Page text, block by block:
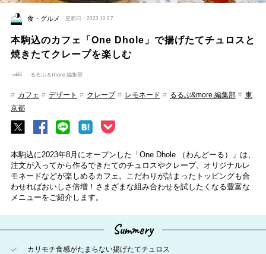
食・グルメ 更新日：2023.10.07
本駒込のカフェ「One Dhole」で揚げたてチュロスと
焼きたてクレープを楽しむ
るるぶ＆more.編集部
カフェ デザート クレープ レモネード るるぶ&more.編集部
東
京都
本駒込に2023年8月にオープンした「One Dhole （わんどーる）」は、
注文が入ってから作るできたてのチュロスやクレープ、オリジナルレ
モネードなどが楽しめるカフェ。こだわりが詰まったトッピングも合
わせればおいしさ倍増！さまざまな組み合わせを試したくなる豊富な
メニューをご紹介します。
Summery
カリモチ食感がたまらない揚げたてチュロス